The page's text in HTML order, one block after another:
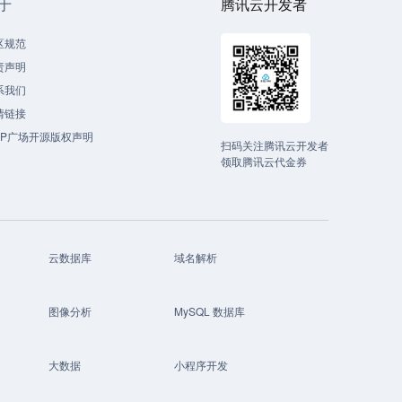
规范
声明
我们
链接
广场开源版权声明
扫码关注腾讯云开发者
领取腾讯云代金券
云数据库 域名解析
图像分析 MySQL 数据库
大数据 小程序开发